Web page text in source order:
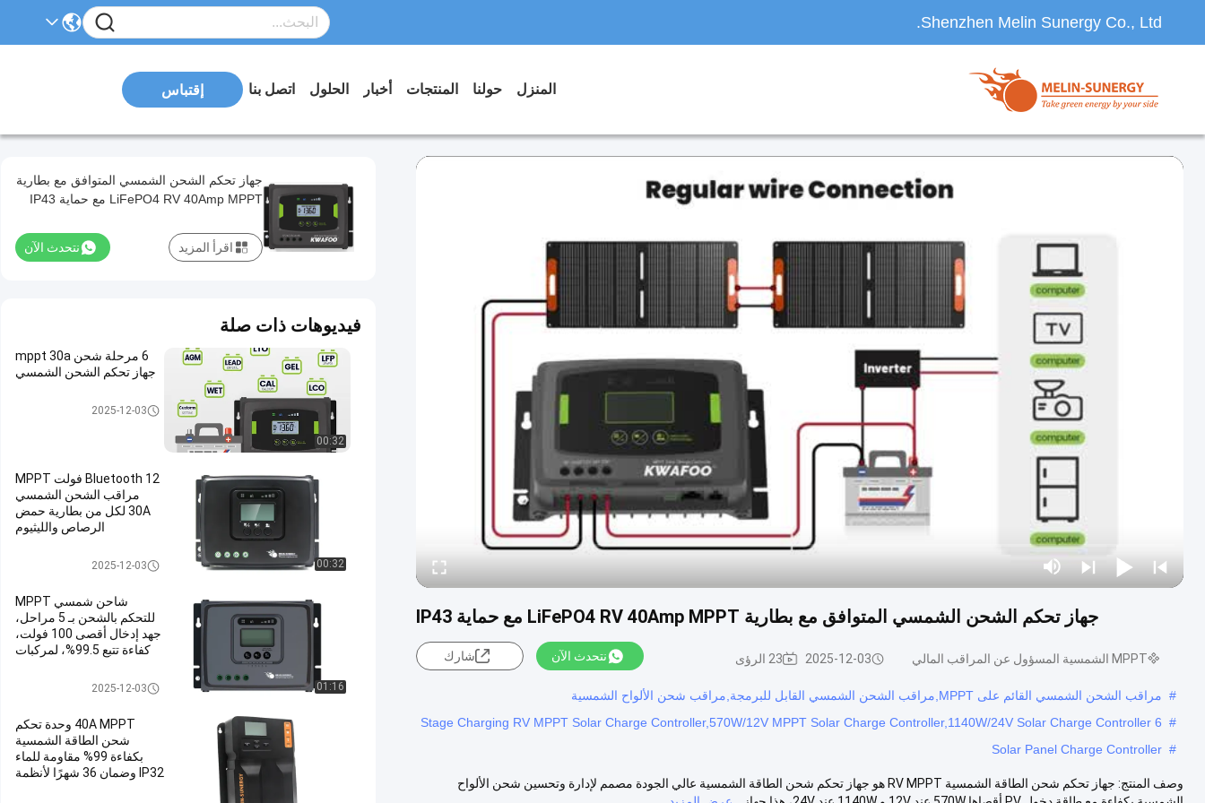
Shenzhen Melin Sunergy Co., Ltd.
المنزل حولنا المنتجات أخبار الحلول اتصل بنا إقتباس
جهاز تحكم الشحن الشمسي المتوافق مع بطارية LiFePO4 RV 40Amp MPPT مع حماية IP43
MPPT الشمسية المسؤول عن المراقب المالي 2025-12-03 23 الرؤى نتحدث الآن شارك
# مراقب الشحن الشمسي القائم على MPPT,مراقب الشحن الشمسي القابل للبرمجة,مراقب شحن الألواح الشمسية
#
6 Stage Charging RV MPPT Solar Charge Controller,570W/12V MPPT Solar Charge Controller,1140W/24V Solar Charge Controller
#
Solar Panel Charge Controller
وصف المنتج: جهاز تحكم شحن الطاقة الشمسية RV MPPT هو جهاز تحكم شحن الطاقة الشمسية عالي الجودة مصمم لإدارة وتحسين شحن الألواح
جهاز تحكم الشحن الشمسي المتوافق مع بطارية
LiFePO4 RV 40Amp MPPT مع حماية IP43
نتحدث الآن اقرأ المزيد
فيديوهات ذات صلة
00:32
6 مرحلة شحن mppt 30a
جهاز تحكم الشحن الشمسي
MPPT الشمسية المسؤول عن ال
2025-12-03
00:32
Bluetooth 12 فولت MPPT
مراقب الشحن الشمسي
30A لكل من بطارية حمض
الرصاص والليثيوم
MPPT الشمسية المسؤول عن ال
2025-12-03
01:16
شاحن شمسي MPPT
للتحكم بالشحن بـ 5 مراحل،
جهد إدخال أقصى 100 فولت،
كفاءة تتبع 99.5%، لمركبات
MPPT الشمسية المسؤول عن ال
2025-12-03
40A MPPT وحدة تحكم
شحن الطاقة الشمسية
بكفاءة 99% مقاومة للماء
IP32 وضمان 36 شهرًا لأنظمة